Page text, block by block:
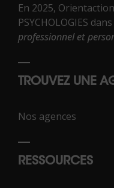
En 2025,
PSYCHOLOGIES
professionnel et
TROUVEZ UNE
Nos agences
RESSOURCES